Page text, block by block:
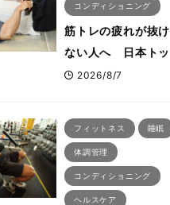
コンディショニング
筋トレの疲れが抜け
ない人へ 日本トッ
プボディビルダー・
る「回復習慣」
2026/8/7
フィットネス 睡眠
体調管理
コンディショニング
ヘルスケア